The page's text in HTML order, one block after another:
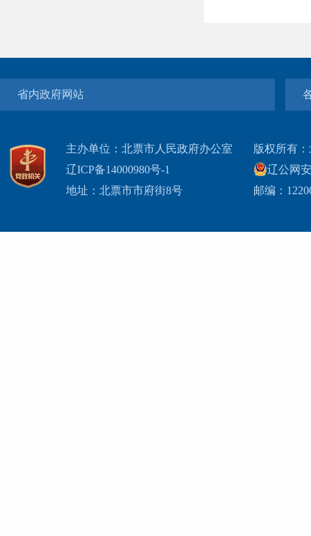
省内政府网站
主办单位：北票市人民政府办公室
辽ICP备14000980号-1
地址：北票市市府街8号
版权所有
辽公网
邮编：